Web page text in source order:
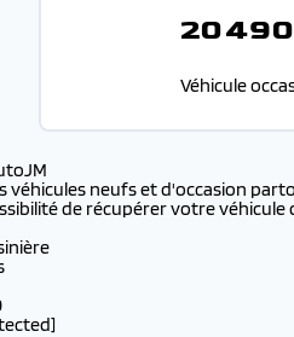
20
Véhicule
véhicules neufs et d'occasion
de récupérer votre véhicule